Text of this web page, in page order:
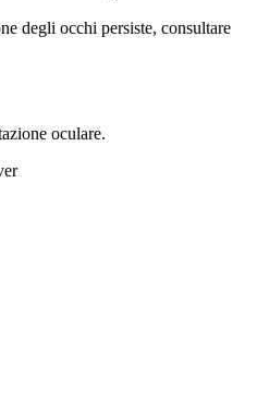
degli occhi persiste, consultare
oculare.